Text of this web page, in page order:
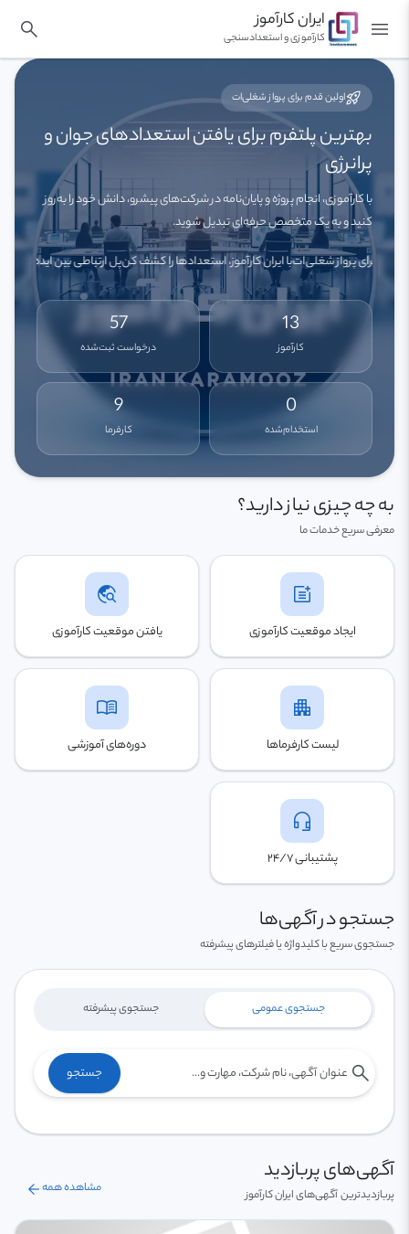
menu ایران کارآموز
کارآموزی و استعدادسنجی search
rocket_launchاولین قدم برای پرواز شغلی‌ات
بهترین پلتفرم برای یافتن استعدادهای جوان و
پرانرژی
با کارآموزی، انجام پروژه و پایان‌نامه در شرکت‌های پیشرو، دانش خود را به‌روز
کنید و به یک متخصص حرفه‌ای تبدیل شوید.
اولین قدم برای پرواز شغلی‌اتبا ایران کارآموز، استعدادها را کشف کنپل ارتباطی بین
13
کارآموز
57
درخواست ثبت‌شده
0
استخدام‌شده
9
کارفرما
به چه چیزی نیاز دارید؟
معرفی سریع خدمات ما
post_add
ایجاد موقعیت کارآموزی
travel_explore
یافتن موقعیت کارآموزی
apartment
لیست کارفرماها
menu_book
دوره‌های آموزشی
headset_mic
پشتیبانی ۲۴/۷
جستجو در آگهی‌ها
جستجوی سریع با کلیدواژه یا فیلترهای پیشرفته
جستجوی عمومی جستجوی پیشرفته
search جستجو
آگهی‌های پربازدید
پربازدیدترین آگهی‌های ایران کارآموز مشاهده همهarrow_back